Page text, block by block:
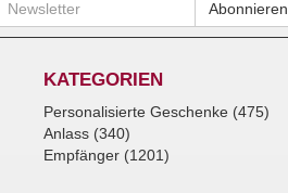
Abonnieren
KATEGORIEN
Personalisierte Geschenke (475)
Anlass (340)
Empfänger (1201)